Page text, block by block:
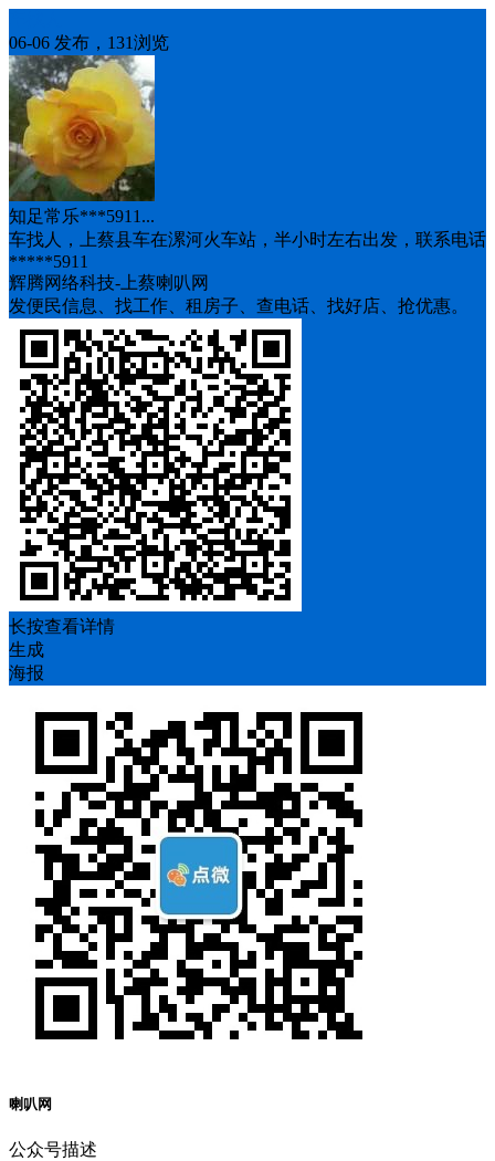
06-06 发布，131浏览
知足常乐***5911...
车找人，上蔡县车在漯河火车站，半小时左右出发，联系电话
*****5911
辉腾网络科技-上蔡喇叭网
发便民信息、找工作、租房子、查电话、找好店、抢优惠。
长按查看详情
生成
海报
喇叭网
公众号描述